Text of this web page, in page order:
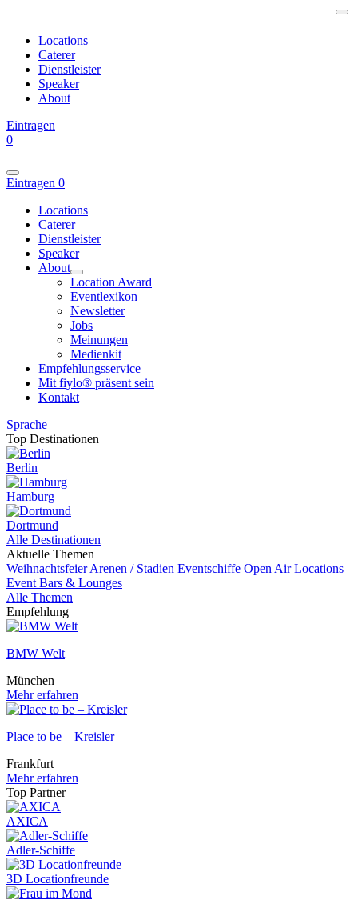
Locations
Caterer
Dienstleister
Speaker
About
Eintragen
0
Eintragen 0
Locations
Caterer
Dienstleister
Speaker
About
Location Award
Eventlexikon
Newsletter
Jobs
Meinungen
Medienkit
Empfehlungsservice
Mit fiylo® präsent sein
Kontakt
Sprache
Top Destinationen
Berlin
Hamburg
Dortmund
Alle Destinationen
Aktuelle Themen
WeihnachtsfeierArenen / Stadien Eventschiffe Open Air Locations
Event Bars & Lounges
Alle Themen
Empfehlung
BMW Welt
München
Mehr erfahren
Place to be – Kreisler
Frankfurt
Mehr erfahren
Top Partner
AXICA
Adler-Schiffe
3D Locationfreunde